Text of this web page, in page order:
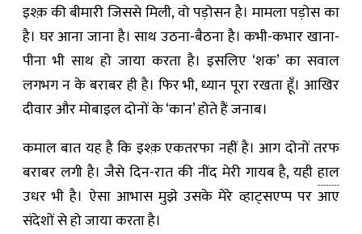
इश्क़ की बीमारी जिससे मिली, वो पड़ोसन है। मामला पड़ोस का
है। घर आना जाना है। साथ उठना-बैठना है। कभी-कभार खाना-
पीना भी साथ हो जाया करता है। इसलिए ‘शक’ का सवाल
लगभग न के बराबर ही है। फिर भी, ध्यान पूरा रखता हूँ। आखिर
दीवार और मोबाइल दोनों के ‘कान’ होते हैं जनाब।
कमाल बात यह है कि इश्क़ एकतरफा नहीं है। आग दोनों तरफ
बराबर लगी है। जैसे दिन-रात की नींद मेरी गायब है, यही हाल
उधर भी है। ऐसा आभास मुझे उसके मेरे व्हाट्सएप्प पर आए
संदेशों से हो जाया करता है।